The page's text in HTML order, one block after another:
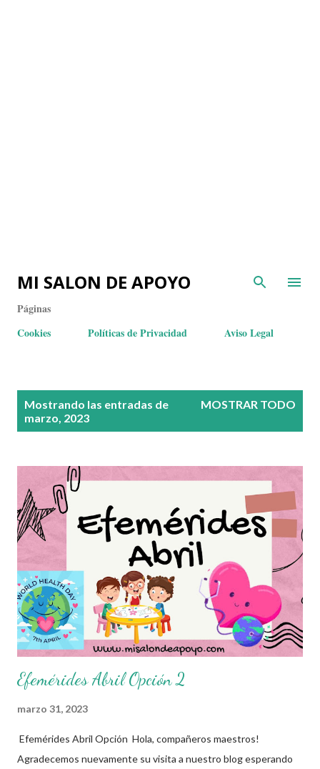
MI SALON DE APOYO
Páginas
Cookies
Políticas de Privacidad Aviso Legal
Mostrando las entradas de
marzo, 2023
MOSTRAR TODO
Efemérides Abril Opción 2
marzo 31, 2023
Efemérides Abril Opción Hola, compañeros maestros!
Agradecemos nuevamente su visita a nuestro blog esperando